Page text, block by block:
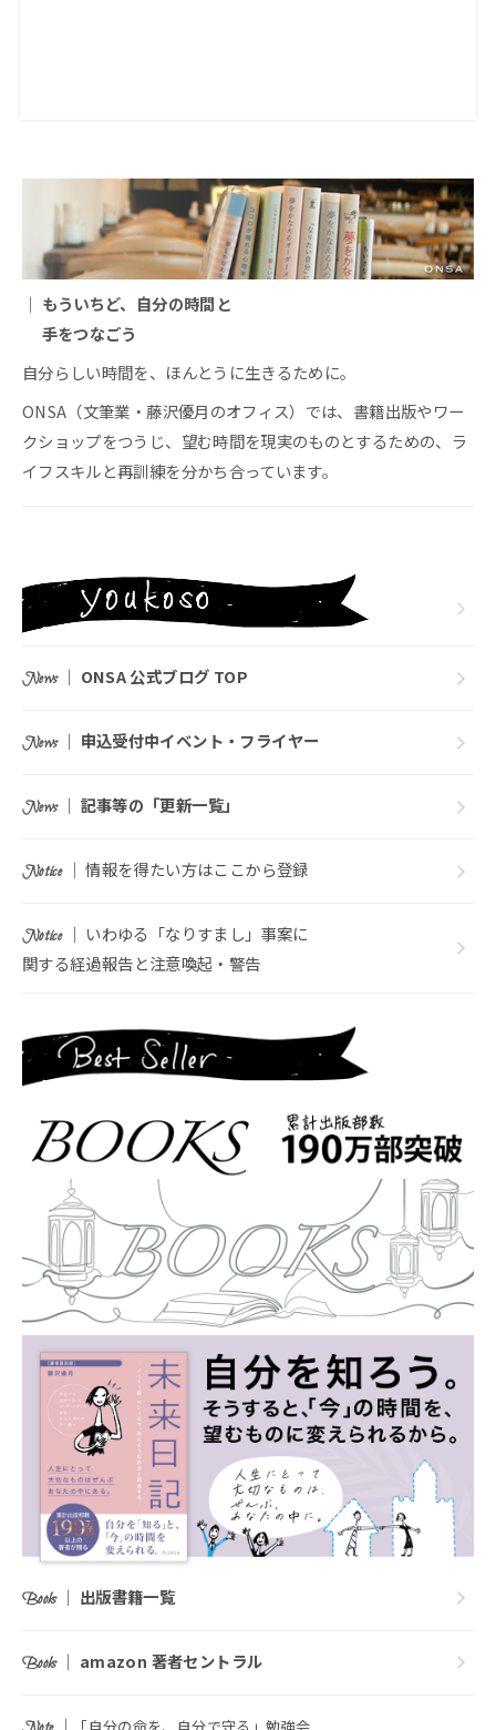
｜ もういちど、自分の時間と
手をつなごう
自分らしい時間を、ほんとうに生きるために。
ONSA（文筆業・藤沢優月のオフィス）では、書籍出版やワー
クショップをつうじ、望む時間を現実のものとするための、ラ
イフスキルと再訓練を分かち合っています。
News ｜ ONSA 公式ブログ TOP
News ｜ 申込受付中イベント・フライヤー
News ｜ 記事等の「更新一覧」
Notice｜ 情報を得たい方はここから登録
Notice｜ いわゆる「なりすまし」事案に
関する経過報告と注意喚起・警告
Books｜ 出版書籍一覧
Books｜ amazon 著者セントラル
｜ 「自分の命を、自分で守る」勉強会